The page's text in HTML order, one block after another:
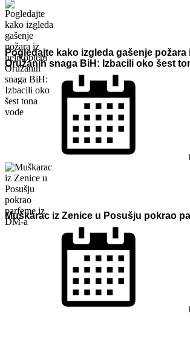
Pogledajte kako izgleda gašenje požara
Oružanih snaga BiH: Izbacili oko šest
Muškarac iz Zenice u Posušju pokrao